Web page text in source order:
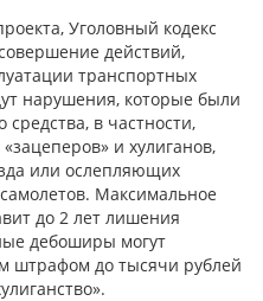
Уголовный кодекс
действий,
транспортных
нарушения, которые были
в частности,
и хулиганов,
или ослепляющих
Максимальное
до 2 лет лишения
дебоширы могут
штрафом до тысячи рублей